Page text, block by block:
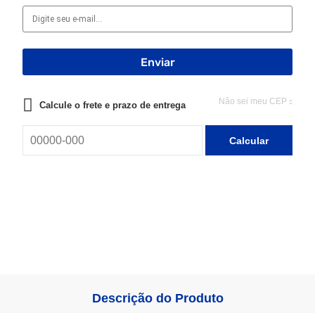
Calcule o frete e prazo de entrega Não sei meu CEP
Calcular
Descrição do Produto